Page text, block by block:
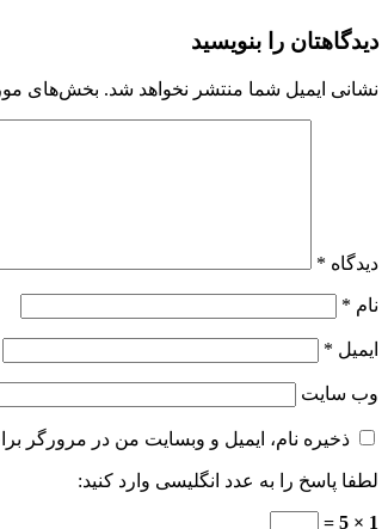
دیدگاهتان را بنویسید
نشانی ایمیل شما منتشر نخواهد شد. بخش‌های
دیدگاه *
نام *
ایمیل *
وب‌ سایت
ذخیره نام، ایمیل و وبسایت من در مرورگر
لطفا پاسخ را به عدد انگلیسی وارد کنید:
1 × 5 =